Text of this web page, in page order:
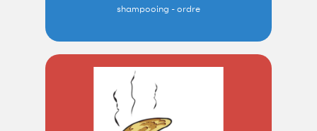
shampooing - ordre